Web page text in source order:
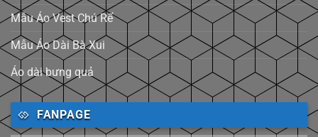
Mẫu Áo Vest Chú Rể
Mẫu Áo Dài Bà Xui
Áo dài bưng quả
FANPAGE